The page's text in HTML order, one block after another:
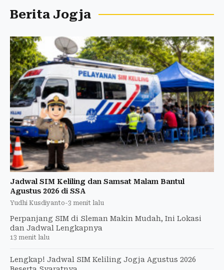
Berita Jogja
Jadwal SIM Keliling dan Samsat Malam Bantul
Agustus 2026 di SSA
Yudhi Kusdiyanto-3 menit lalu
Perpanjang SIM di Sleman Makin Mudah, Ini Lokasi
dan Jadwal Lengkapnya
13 menit lalu
Lengkap! Jadwal SIM Keliling Jogja Agustus 2026